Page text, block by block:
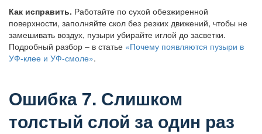
Как исправить. Работайте по сухой обезжиренной
поверхности, заполняйте скол без резких движений, чтобы не
замешивать воздух, пузыри убирайте иглой до засветки.
Подробный разбор – в статье «Почему появляются пузыри в
УФ-клее и УФ-смоле».
Ошибка 7. Слишком
толстый слой за один раз